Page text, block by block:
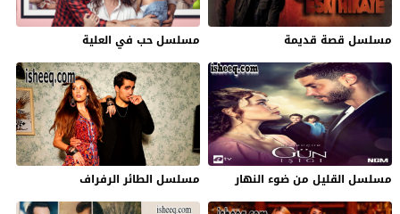
مسلسل قصة قديمة مسلسل حب في العلية
مسلسل القليل من ضوء النهار مسلسل الطائر الرفراف